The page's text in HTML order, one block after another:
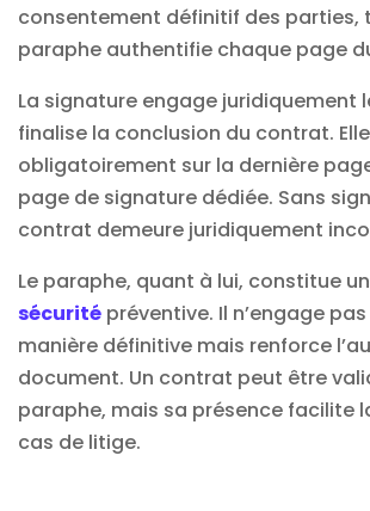
consentement définitif des parties,
paraphe authentifie chaque page
La signature engage juridiquement
finalise la conclusion du contrat.
obligatoirement sur la dernière
page de signature dédiée. Sans
contrat demeure juridiquement
Le paraphe, quant à lui, constitue
sécurité préventive. Il n’engage
manière définitive mais renforce
document. Un contrat peut être
paraphe, mais sa présence facilite
cas de litige.